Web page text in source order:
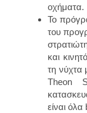
οχήματα.
Το
του
και
τη νύχτα
Theon
είναιόλα